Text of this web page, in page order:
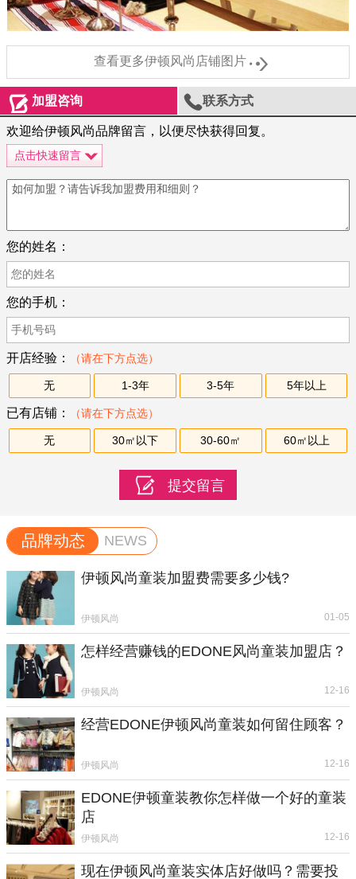
查看更多伊顿风尚店铺图片
加盟咨询 联系方式
欢迎给伊顿风尚品牌留言，以便尽快获得回复。
点击快速留言
您的姓名：
您的手机：
开店经验： （请在下方点选）
无 1-3年 3-5年 5年以上
已有店铺： （请在下方点选）
无 30㎡以下 30-60㎡ 60㎡以上
品牌动态 NEWS
伊顿风尚童装加盟费需要多少钱?
伊顿风尚 01-05
怎样经营赚钱的EDONE风尚童装加盟店？
伊顿风尚 12-16
经营EDONE伊顿风尚童装如何留住顾客？
伊顿风尚 12-16
EDONE伊顿童装教你怎样做一个好的童装
店
伊顿风尚 12-16
现在伊顿风尚童装实体店好做吗？需要投